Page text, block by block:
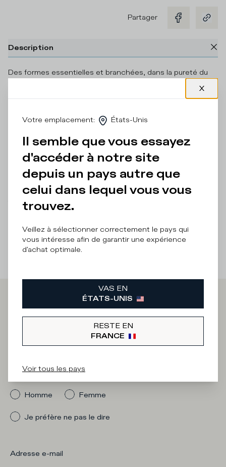
Partager
Description
Des formes essentielles et branchées, dans la pureté du
noir et blanc : nouvelle proposition de la basket Temple,
avec une tige en cuir de vachette blanc, un col noir et un
écusson latéral orné d'une bordure argentée. Parfaite pour
une semelle audacieuse en caoutchouc ultra-léger, aux
recommandons de choisir votre taille habituelle.
Détails et composition
Entretien Produit
There was a problem loading related products
problem loading related products
Iscriviti alla
Newsletter
Homme
Femme
Je préfère ne pas le dire
Adresse e-mail
Votre emplacement: États-Unis
Il semble que vous essayez
d'accéder à notre site
depuis un pays autre que
celui dans lequel vous vous
trouvez.
Veillez à sélectionner correctement le pays qui
vous intéresse afin de garantir une expérience
d'achat optimale.
VAS EN
ÉTATS-UNIS
RESTE EN
FRANCE
Voir tous les pays